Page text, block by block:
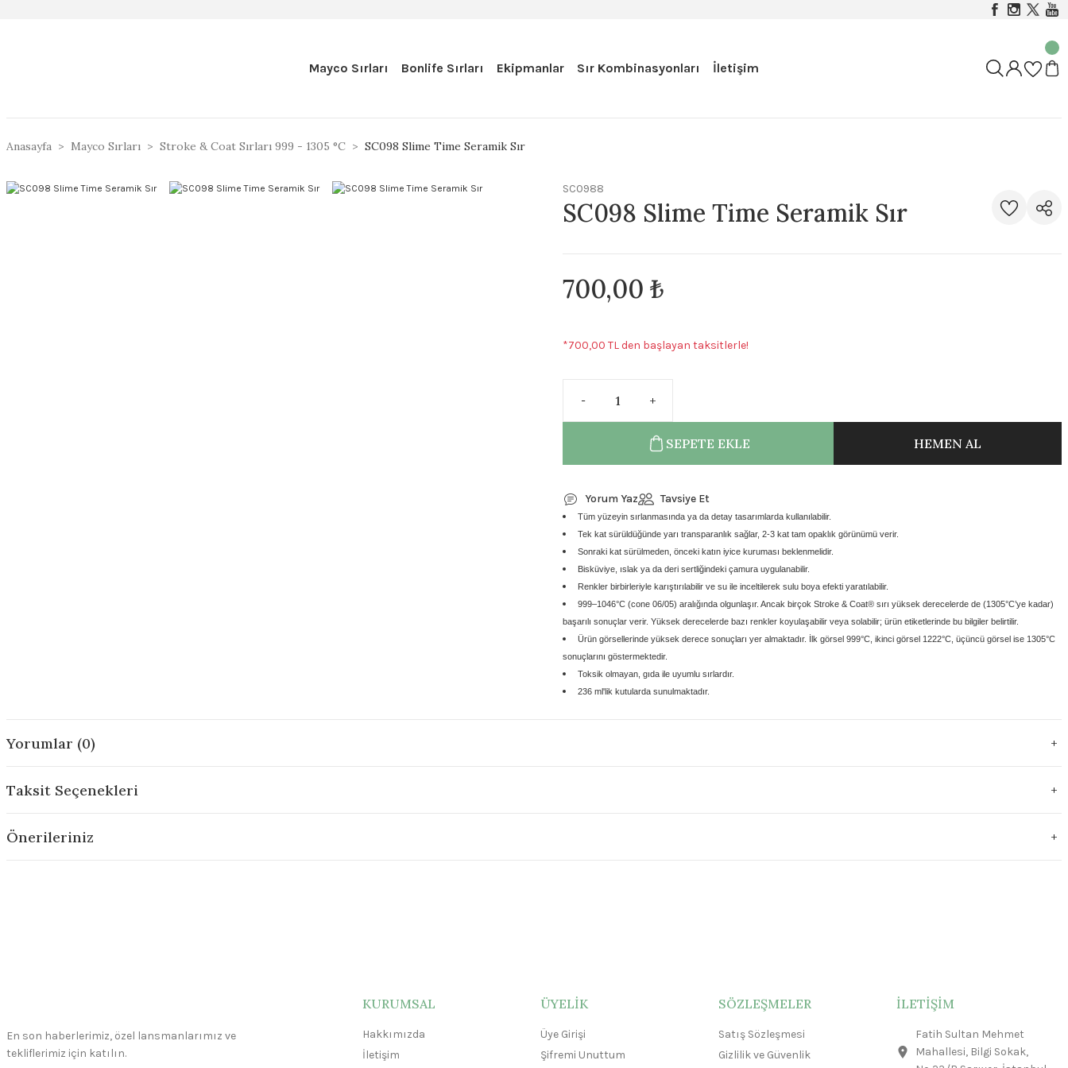
Mayco Sırları Bonlife Sırları Ekipmanlar Sır Kombinasyonları İletişim
Anasayfa Mayco Sırları Stroke & Coat Sırları 999 - 1305 °C SC098 Slime Time Seramik Sır
SC0988
SC098 Slime Time Seramik Sır
700,00 ₺
*700,00 TL den başlayan taksitlerle!
SEPETE EKLE HEMEN AL
Yorum Yaz Tavsiye Et
Tüm yüzeyin sırlanmasında ya da detay tasarımlarda kullanılabilir.
Tek kat sürüldüğünde yarı transparanlık sağlar, 2-3 kat tam opaklık görünümü verir.
Sonraki kat sürülmeden, önceki katın iyice kuruması beklenmelidir.
Bisküviye, ıslak ya da deri sertliğindeki çamura uygulanabilir.
Renkler birbirleriyle karıştırılabilir ve su ile inceltilerek sulu boya efekti yaratılabilir.
999–1046°C (cone 06/05) aralığında olgunlaşır. Ancak birçok Stroke & Coat® sırı yüksek derecelerde de (1305°C’ye kadar)
başarılı sonuçlar verir. Yüksek derecelerde bazı renkler koyulaşabilir veya solabilir; ürün etiketlerinde bu bilgiler belirtilir.
Ürün görsellerinde yüksek derece sonuçları yer almaktadır. İlk görsel 999°C, ikinci görsel 1222°C, üçüncü görsel ise 1305°C
sonuçlarını göstermektedir.
Toksik olmayan, gıda ile uyumlu sırlardır.
236 ml'lik kutularda sunulmaktadır.
Yorumlar (0)
Taksit Seçenekleri
Önerileriniz
En son haberlerimiz, özel lansmanlarımız ve
tekliflerimiz için katılın.
KURUMSAL
Hakkımızda
İletişim
ÜYELİK
Üye Girişi
Şifremi Unuttum
SÖZLEŞMELER
Satış Sözleşmesi
Gizlilik ve Güvenlik
İLETİŞİM
Fatih Sultan Mehmet
Mahallesi, Bilgi Sokak,